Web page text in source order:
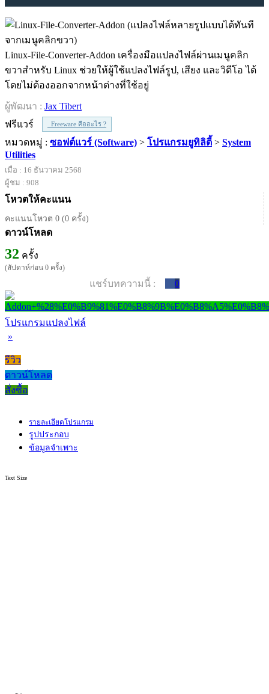
Linux-File-Converter-Addon เครื่องมือแปลงไฟล์ผ่านเมนูคลิก
ขวาสำหรับ Linux ช่วยให้ผู้ใช้แปลงไฟล์รูป, เสียง และวิดีโอ ได้
โดยไม่ต้องออกจากหน้าต่างที่ใช้อยู่
ผู้พัฒนา : Jax Tibert
ฟรีแวร์
Freeware คืออะไร ?
หมวดหมู่ : ซอฟต์แวร์ (Software) > โปรแกรมยูทิลิตี้ > System
Utilities
เมื่อ : 16 ธันวาคม 2568
ผู้ชม : 908
โหวตให้คะแนน
คะแนนโหวต 0 (0 ครั้ง)
ดาวน์โหลด
32 ครั้ง
(สัปดาห์ก่อน 0 ครั้ง)
แชร์บทความนี้ : 0
โปรแกรมแปลงไฟล์
»
รีวิว
ดาวน์โหลด
สั่งซื้อ
รายละเอียดโปรแกรม
รูปประกอบ
ข้อมูลจำเพาะ
Text Size